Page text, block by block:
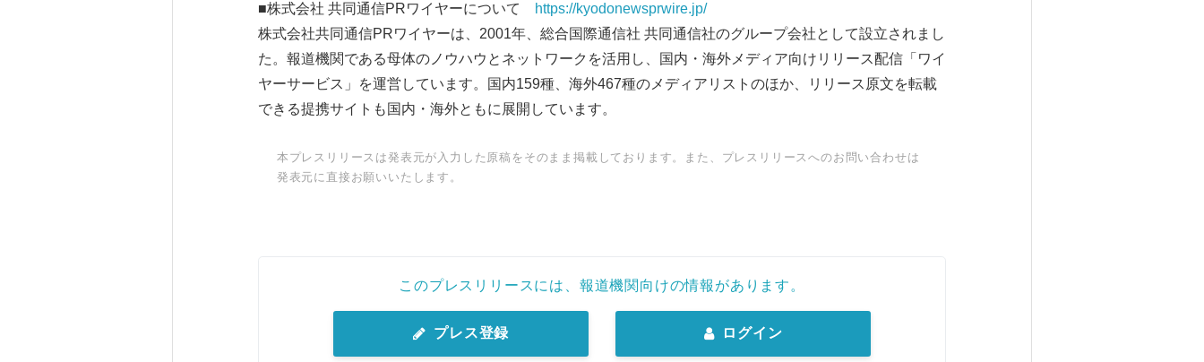
■株式会社 共同通信PRワイヤーについて
https://kyodonewsprwire.jp/
株式会社共同通信PRワイヤーは、2001年、総合国際通信社 共同通信社のグループ会社として設立されまし
た。報道機関である母体のノウハウとネットワークを活用し、国内・海外メディア向けリリース配信「ワイ
ヤーサービス」を運営しています。国内159種、海外467種のメディアリストのほか、リリース原文を転載
できる提携サイトも国内・海外ともに展開しています。
本プレスリリースは発表元が入力した原稿をそのまま掲載しております。また、プレスリリースへのお問い合わせは
発表元に直接お願いいたします。
このプレスリリースには、報道機関向けの情報があります。
プレス登録 ログイン
Japanese